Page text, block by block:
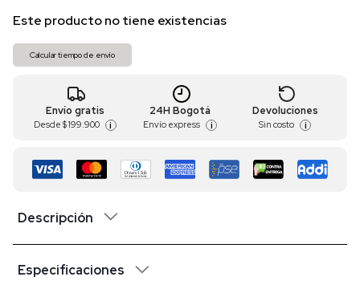
Este producto no tiene existencias
Calcular tiempo de envío
Envío gratis
Desde $ 199.900 i
24H Bogotá
Envío express i
Devoluciones
Sin costo i
Descripción
Especificaciones